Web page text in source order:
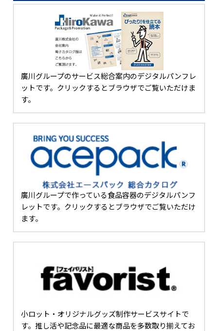
廣川グループのサービス総合案内のデジタルパンフレ
ットです。クリックするとブラウザでご覧いただけま
す。
廣川グループで作っている食品容器のデジタルパンフ
レットです。クリックするとブラウザでご覧いただけ
ます。
小ロット・オリジナルグッズ制作サービスサイトで
す。推し活や記念品に最適な商品を多数取り揃えてお